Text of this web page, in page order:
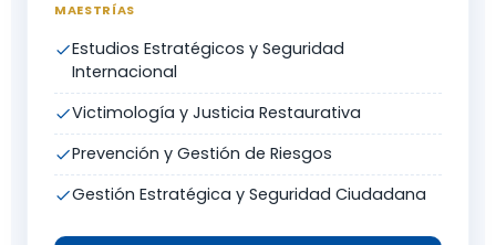
MAESTRÍAS
Estudios Estratégicos y Seguridad
Internacional
Victimología y Justicia Restaurativa
Prevención y Gestión de Riesgos
Gestión Estratégica y Seguridad Ciudadana